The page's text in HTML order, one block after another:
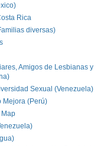
Rica
diversas)
Amigos de Lesbianas y
Sexual (Venezuela)
Mejora (Perú)